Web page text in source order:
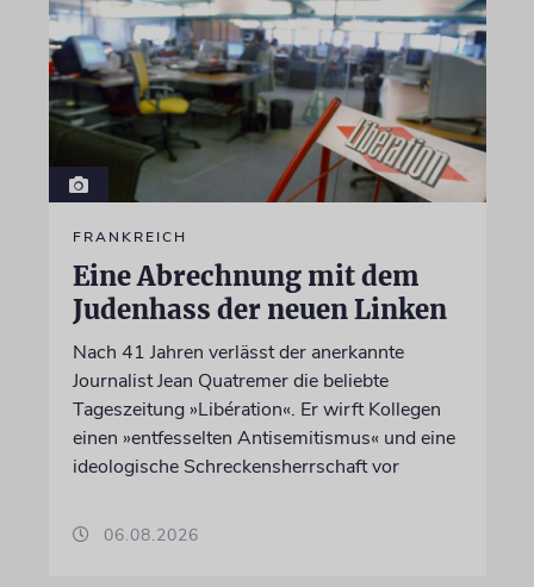
FRANKREICH
Eine Abrechnung mit dem
Judenhass der neuen Linken
Nach 41 Jahren verlässt der anerkannte
Journalist Jean Quatremer die beliebte
Tageszeitung »Libération«. Er wirft Kollegen
einen »entfesselten Antisemitismus« und eine
ideologische Schreckensherrschaft vor
06.08.2026